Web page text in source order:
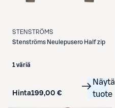
STENSTRÖMS
Stenströms Neulepusero Half zip
1 väriä
Hinta199,00 €
Näytä
tuote